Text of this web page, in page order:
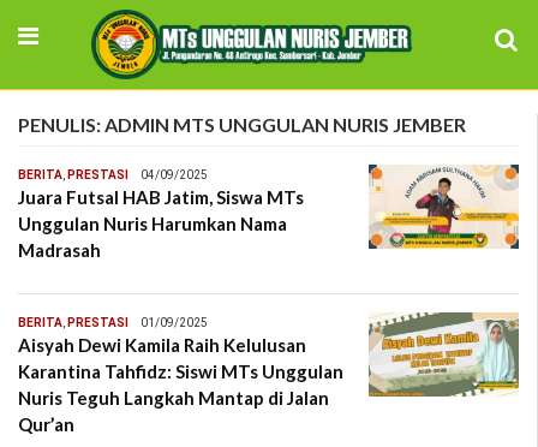
PENULIS: ADMIN MTS UNGGULAN NURIS JEMBER
BERITA PRESTASI 04/09/2025
Juara Futsal HAB Jatim, Siswa MTs
Unggulan Nuris Harumkan Nama
Madrasah
BERITA PRESTASI 01/09/2025
Aisyah Dewi Kamila Raih Kelulusan
Karantina Tahfidz: Siswi MTs Unggulan
Nuris Teguh Langkah Mantap di Jalan
Qur’an